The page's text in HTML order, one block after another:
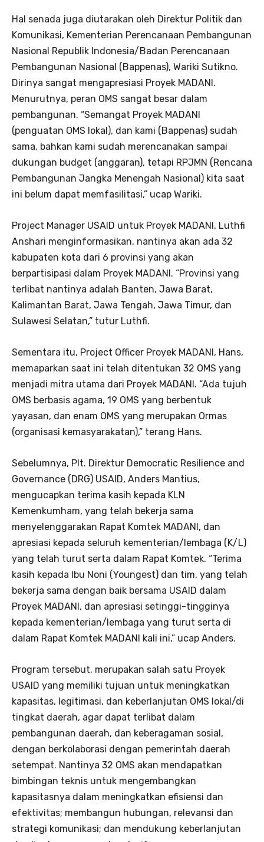
Hal senada juga diutarakan oleh Direktur Politik dan
Komunikasi, Kementerian Perencanaan Pembangunan
Nasional Republik Indonesia/Badan Perencanaan
Pembangunan Nasional (Bappenas), Wariki Sutikno.
Dirinya sangat mengapresiasi Proyek MADANI.
Menurutnya, peran OMS sangat besar dalam
pembangunan. “Semangat Proyek MADANI
(penguatan OMS lokal), dan kami (Bappenas) sudah
sama, bahkan kami sudah merencanakan sampai
dukungan budget (anggaran), tetapi RPJMN (Rencana
Pembangunan Jangka Menengah Nasional) kita saat
ini belum dapat memfasilitasi,” ucap Wariki.
Project Manager USAID untuk Proyek MADANI, Luthfi
Anshari menginformasikan, nantinya akan ada 32
kabupaten kota dari 6 provinsi yang akan
berpartisipasi dalam Proyek MADANI. “Provinsi yang
terlibat nantinya adalah Banten, Jawa Barat,
Kalimantan Barat, Jawa Tengah, Jawa Timur, dan
Sulawesi Selatan,” tutur Luthfi.
Sementara itu, Project Officer Proyek MADANI, Hans,
memaparkan saat ini telah ditentukan 32 OMS yang
menjadi mitra utama dari Proyek MADANI. “Ada tujuh
OMS berbasis agama, 19 OMS yang berbentuk
yayasan, dan enam OMS yang merupakan Ormas
(organisasi kemasyarakatan),” terang Hans.
Sebelumnya, Plt. Direktur Democratic Resilience and
Governance (DRG) USAID, Anders Mantius,
mengucapkan terima kasih kepada KLN
Kemenkumham, yang telah bekerja sama
menyelenggarakan Rapat Komtek MADANI, dan
apresiasi kepada seluruh kementerian/lembaga (K/L)
yang telah turut serta dalam Rapat Komtek. “Terima
kasih kepada Ibu Noni (Youngest) dan tim, yang telah
bekerja sama dengan baik bersama USAID dalam
Proyek MADANI, dan apresiasi setinggi-tingginya
kepada kementerian/lembaga yang turut serta di
dalam Rapat Komtek MADANI kali ini,” ucap Anders.
Program tersebut, merupakan salah satu Proyek
USAID yang memiliki tujuan untuk meningkatkan
kapasitas, legitimasi, dan keberlanjutan OMS lokal/di
tingkat daerah, agar dapat terlibat dalam
pembangunan daerah, dan keberagaman sosial,
dengan berkolaborasi dengan pemerintah daerah
setempat. Nantinya 32 OMS akan mendapatkan
bimbingan teknis untuk mengembangkan
kapasitasnya dalam meningkatkan efisiensi dan
efektivitas; membangun hubungan, relevansi dan
strategi komunikasi; dan mendukung keberlanjutan